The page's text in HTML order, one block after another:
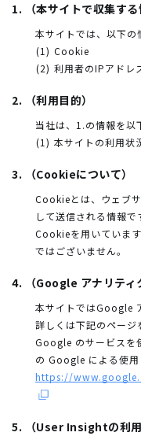
1. （本サイトで収集する
本サイトでは、以下の
Cookie
利用者のIPアドレ
2. （利用目的）
当社は、1.の情報を以
本サイトの利用状
3. （Cookieについて）
Cookieとは、ウェブ
して送信される情報
Cookieを用いていま
ではございません。
4. （Google アナリティ
本サイトではGoogle
詳しくは下記のページ
Google のサービスを
の Google による使用
https://
5. （User Insightの利用